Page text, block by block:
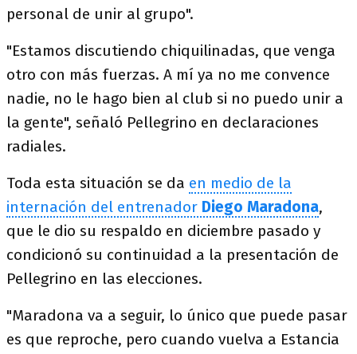
personal de unir al grupo".
"Estamos discutiendo chiquilinadas, que venga
otro con más fuerzas. A mí ya no me convence
nadie, no le hago bien al club si no puedo unir a
la gente", señaló Pellegrino en declaraciones
radiales.
Toda esta situación se da en medio de la
internación del entrenador Diego Maradona,
que le dio su respaldo en diciembre pasado y
condicionó su continuidad a la presentación de
Pellegrino en las elecciones.
"Maradona va a seguir, lo único que puede pasar
es que reproche, pero cuando vuelva a Estancia